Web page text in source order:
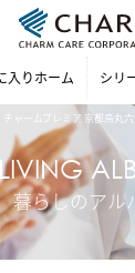
入りホーム シリ
チャームプレミア 京都烏丸六
LIVING
暮らしのアル